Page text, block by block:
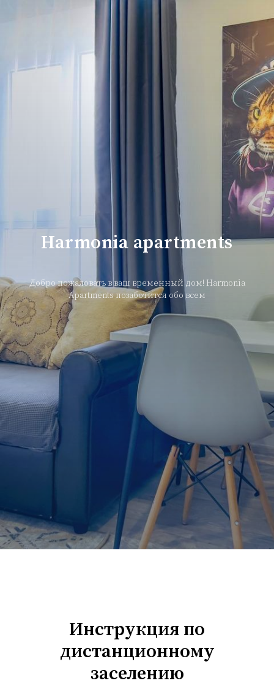
Harmonia apartments
Добро пожаловать в ваш временный дом! Harmonia
Apartments позаботится обо всем
Инструкция по
дистанционному
заселению